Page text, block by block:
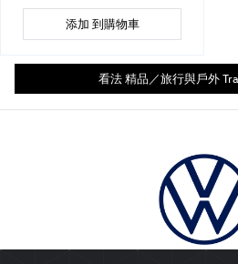
添加 到購物車
看法 精品／旅行與戶外